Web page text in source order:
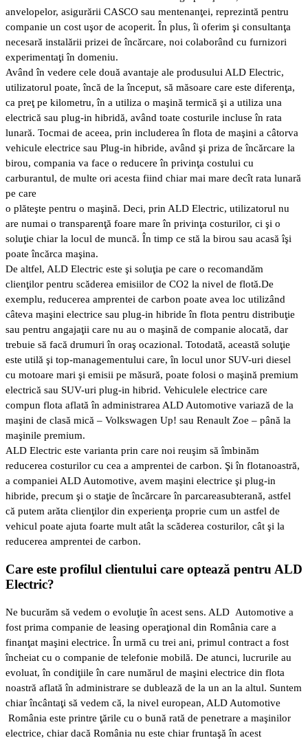
anvelopelor, asigurării CASCO sau mentenanţei, reprezintă pentru
companie un cost uşor de acoperit. În plus, îi oferim şi consultanţa
necesară instalării prizei de încărcare, noi colaborând cu furnizori
experimentaţi în domeniu.
Având în vedere cele două avantaje ale produsului ALD Electric,
utilizatorul poate, încă de la început, să măsoare care este diferenţa,
ca preţ pe kilometru, în a utiliza o maşină termică şi a utiliza una
electrică sau plug-in hibridă, având toate costurile incluse în rata
lunară. Tocmai de aceea, prin includerea în flota de maşini a câtorva
vehicule electrice sau Plug-in hibride, având şi priza de încărcare la
birou, compania va face o reducere în privinţa costului cu
carburantul, de multe ori acesta fiind chiar mai mare decît rata lunară
pe care
o plăteşte pentru o maşină. Deci, prin ALD Electric, utilizatorul nu
are numai o transparenţă foare mare în privinţa costurilor, ci şi o
soluţie chiar la locul de muncă. În timp ce stă la birou sau acasă îşi
poate încărca maşina.
De altfel, ALD Electric este şi soluţia pe care o recomandăm
clienţilor pentru scăderea emisiilor de CO2 la nivel de flotă.De
exemplu, reducerea amprentei de carbon poate avea loc utilizând
câteva maşini electrice sau plug-in hibride în flota pentru distribuţie
sau pentru angajaţii care nu au o maşină de companie alocată, dar
trebuie să facă drumuri în oraş ocazional. Totodată, această soluţie
este utilă şi top-managementului care, în locul unor SUV-uri diesel
cu motoare mari şi emisii pe măsură, poate folosi o maşină premium
electrică sau SUV-uri plug-in hibrid. Vehiculele electrice care
compun flota aflată în administrarea ALD Automotive variază de la
maşini de clasă mică – Volkswagen Up! sau Renault Zoe – până la
maşinile premium.
ALD Electric este varianta prin care noi reuşim să îmbinăm
reducerea costurilor cu cea a amprentei de carbon. Şi în flotanoastră,
a companiei ALD Automotive, avem maşini electrice şi plug-in
hibride, precum şi o staţie de încărcare în parcareasubterană, astfel
că putem arăta clienţilor din experienţa proprie cum un astfel de
vehicul poate ajuta foarte mult atât la scăderea costurilor, cât şi la
reducerea amprentei de carbon.
Care este profilul clientului care optează pentru ALD
Electric?
Ne bucurăm să vedem o evoluţie în acest sens. ALD Automotive a
fost prima companie de leasing operaţional din România care a
finanţat maşini electrice. În urmă cu trei ani, primul contract a fost
încheiat cu o companie de telefonie mobilă. De atunci, lucrurile au
evoluat, în condiţiile în care numărul de maşini electrice din flota
noastră aflată în administrare se dublează de la un an la altul. Suntem
chiar încântaţi să vedem că, la nivel european, ALD Automotive
România este printre ţările cu o bună rată de penetrare a maşinilor
electrice, chiar dacă România nu este chiar fruntaşă în acest